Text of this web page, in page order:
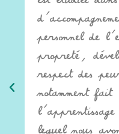
personnel de
propreté,
respect des
notamment fait
lequel nous